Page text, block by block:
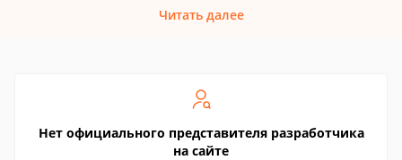
Читать далее
Нет официального представителя разработчика
на сайте